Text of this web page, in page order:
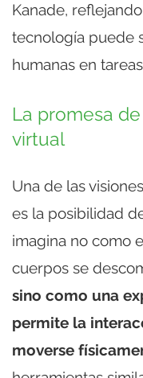
Kanade,
tecnología puede
humanas en
La promesa
virtual
Una de las
es la posibilidad
imagina no como
cuerpos se
sino como una
permite la
moverse